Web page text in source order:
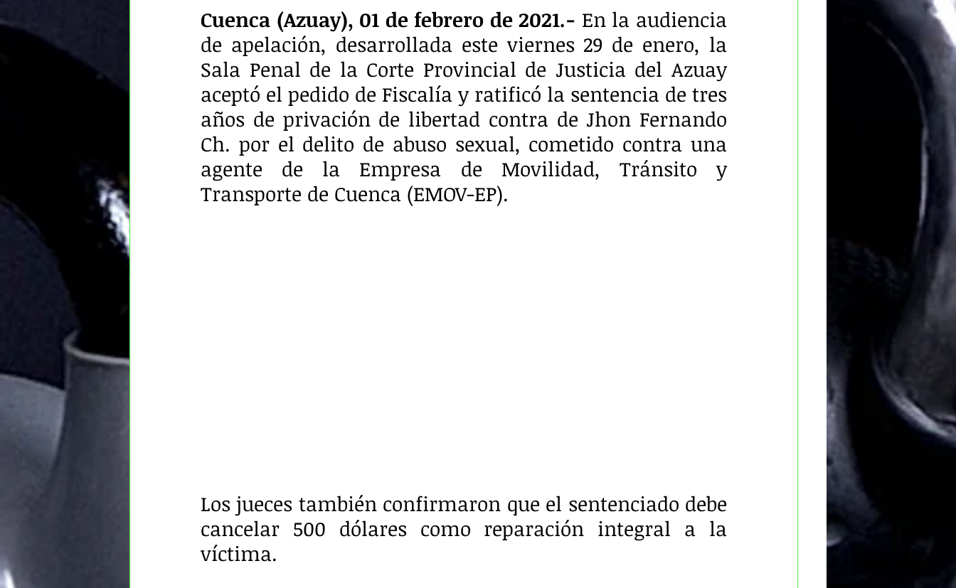
Cuenca (Azuay), 01 de febrero de 2021.- En la audiencia
de apelación, desarrollada este viernes 29 de enero, la
Sala Penal de la Corte Provincial de Justicia del Azuay
aceptó el pedido de Fiscalía y ratificó la sentencia de tres
años de privación de libertad contra de Jhon Fernando
Ch. por el delito de abuso sexual, cometido contra una
agente de la Empresa de Movilidad, Tránsito y
Transporte de Cuenca (EMOV-EP).
Los jueces también confirmaron que el sentenciado debe
cancelar 500 dólares como reparación integral a la
víctima.